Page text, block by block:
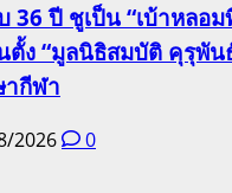
36 ปี ชูเป็น “เบ้าหลอ
ง “มูลนิธิสมบัติ คุรุพัน
ากีฬา
2026 0